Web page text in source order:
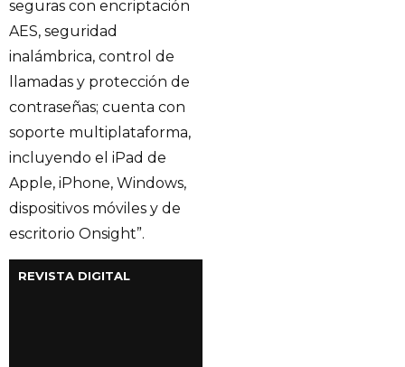
seguras con encriptación
AES, seguridad
inalámbrica, control de
llamadas y protección de
contraseñas; cuenta con
soporte multiplataforma,
incluyendo el iPad de
Apple, iPhone, Windows,
dispositivos móviles y de
escritorio Onsight”.
REVISTA DIGITAL